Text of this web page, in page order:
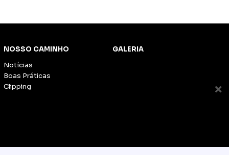
NOSSO CAMINHO
Notícias
Boas Práticas
Clipping
GALERIA